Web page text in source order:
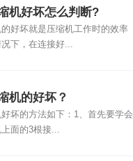
机好坏怎么判断?
好坏就是压缩机工作时的效率
下，在连接好...
机的好坏？
坏的方法如下：1、首先要学会
面的3根接...